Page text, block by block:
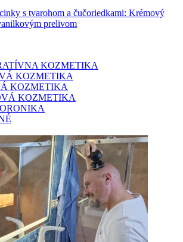
s tvarohom a čučoriedkami: Krémový
prelivom
KOZMETIKA
KOZMETIKA
KOZMETIKA
KOZMETIKA